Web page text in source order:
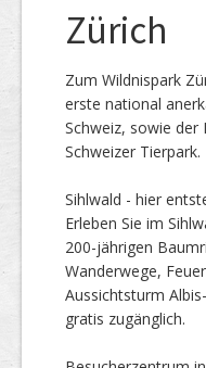
Zürich
Zum Wildnispark
erste national
Schweiz, sowie der
Schweizer Tierpark.
Sihlwald - hier
Erleben Sie im
200-jährigen
Wanderwege,
Aussichtsturm
gratis zugänglich.